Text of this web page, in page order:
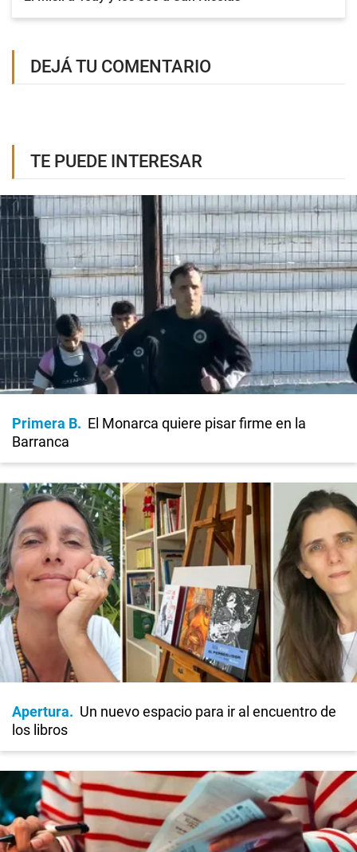
DEJÁ TU COMENTARIO
TE PUEDE INTERESAR
Primera B
El Monarca quiere pisar firme en la
Barranca
Apertura
Un nuevo espacio para ir al encuentro de
los libros